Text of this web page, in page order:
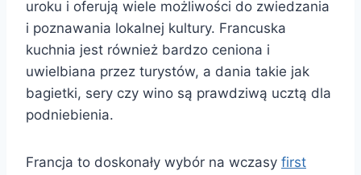
uroku i oferują wiele możliwości do zwiedzania
i poznawania lokalnej kultury. Francuska
kuchnia jest również bardzo ceniona i
uwielbiana przez turystów, a dania takie jak
bagietki, sery czy wino są prawdziwą ucztą dla
podniebienia.
Francja to doskonały wybór na wczasy first